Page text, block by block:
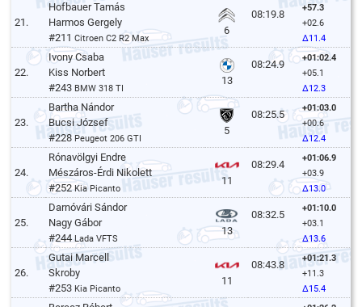
21.
Hofbauer Tamás
Harmos Gergely
#211Citroen C2 R2 Max
6
08:19.8
+57.3
+02.6
Δ11.4
22.
Ivony Csaba
Kiss Norbert
#243 BMW 318 TI
13
08:24.9
+01:02.4
+05.1
Δ12.3
23.
Bartha Nándor
Bucsi József
#228 Peugeot 206 GTI
5
08:25.5
+01:03.0
+00.6
Δ12.4
24.
Rónavölgyi Endre
Mészáros-Érdi Nikolett
#252Kia Picanto
11
08:29.4
+01:06.9
+03.9
Δ13.0
25.
Darnóvári Sándor
Nagy Gábor
#244Lada VFTS
13
08:32.5
+01:10.0
+03.1
Δ13.6
26.
Gutai Marcell
Skroby
#253 Kia Picanto
11
08:43.8
+01:21.3
+11.3
Δ15.4